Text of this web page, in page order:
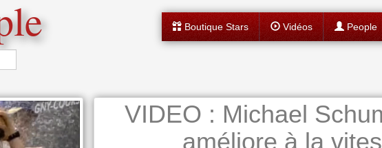
Boutique Stars Vidéos People
VIDEO : Michael
améliore à la